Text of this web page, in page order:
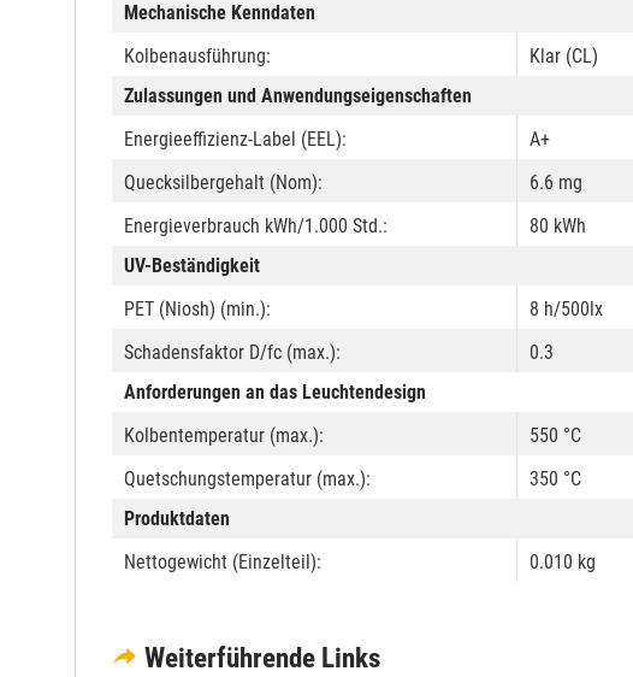
Mechanische Kenndaten
Kolbenausführung:
Klar (CL)
Zulassungen und Anwendungseigenschaften
Energieeffizienz-Label (EEL):
A+
Quecksilbergehalt (Nom):
6.6 mg
Energieverbrauch kWh/1.000 Std.:
80 kWh
UV-Beständigkeit
PET (Niosh) (min.):
8 h/500lx
Schadensfaktor D/fc (max.):
0.3
Anforderungen an das Leuchtendesign
Kolbentemperatur (max.):
550 °C
Quetschungstemperatur (max.):
350 °C
Produktdaten
Nettogewicht (Einzelteil):
0.010 kg
Weiterführende Links